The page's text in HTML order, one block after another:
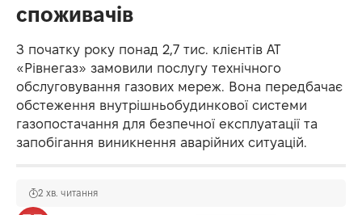
споживачів
З початку року понад 2,7 тис. клієнтів АТ
«Рівнегаз» замовили послугу технічного
обслуговування газових мереж. Вона передбачає
обстеження внутрішньобудинкової системи
газопостачання для безпечної експлуатації та
запобігання виникнення аварійних ситуацій.
2 хв. читання